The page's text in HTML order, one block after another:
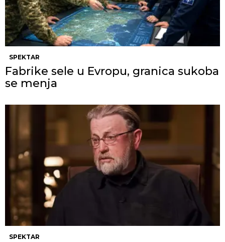
SPEKTAR
Fabrike sele u Evropu, granica sukoba
se menja
SPEKTAR